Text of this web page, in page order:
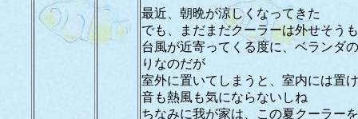
最近、朝晩が涼しくなってきた
でも、まだまだクーラーは外せそう
台風が近寄ってくる度に、ベランダ
りなのだが
室外に置いてしまうと、室内には置
音も熱風も気にならないしね
ちなみに我が家は、この夏クーラー